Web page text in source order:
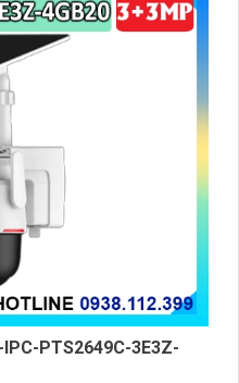
IPC-PTS2649C-3E3Z-